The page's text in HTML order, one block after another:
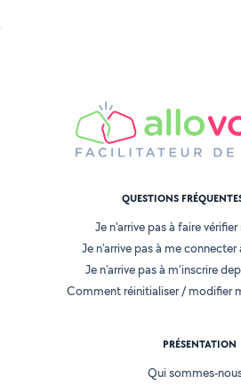
QUESTIONS
Je n'arrive pas à faire
Je n'arrive pas à me
Je n'arrive pas à m'inscrire
Comment réinitialiser / modifier
PRÉSENTATION
Qui sommes-